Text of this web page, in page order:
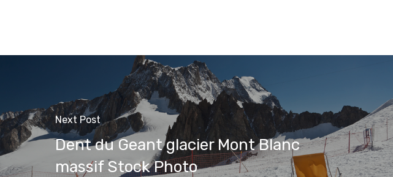
Next Post
Dent du Geant glacier Mont Blanc
massif Stock Photo